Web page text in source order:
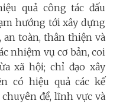
quả công tác đấu
hướng tới xây dựng
toàn, thân thiện và
nhiệm vụ cơ bản, coi
xã hội; chỉ đạo xây
có hiệu quả các kế
đề, lĩnh vực và